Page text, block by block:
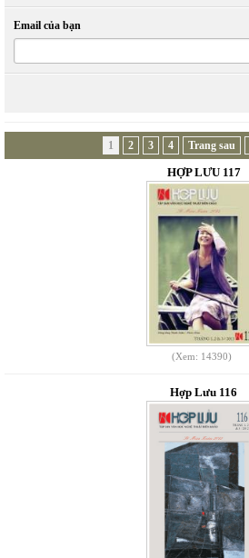
Email của bạn
1 2 3 4 Trang sau
HỢP LƯU 117
(Xem: 14390)
Hợp Lưu 116